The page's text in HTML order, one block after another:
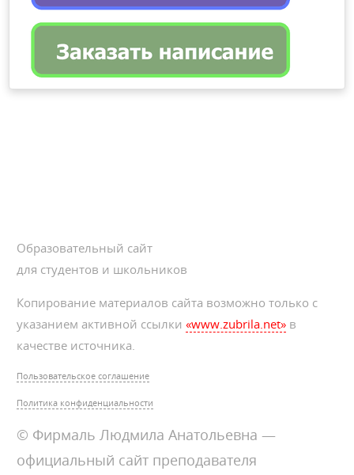
Образовательный сайт
для студентов и школьников
Копирование материалов сайта возможно только с
указанием активной ссылки«www.zubrila.net» в
качестве источника.
Пользовательское соглашение
Политика конфиденциальности
© Фирмаль Людмила Анатольевна —
официальный сайт преподавателя